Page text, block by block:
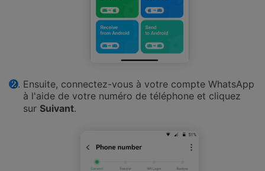
Ensuite, connectez-vous à votre compte WhatsApp
à l'aide de votre numéro de téléphone et cliquez
sur Suivant.